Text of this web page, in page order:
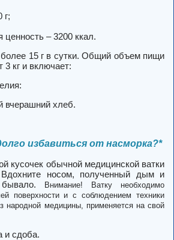
г;
ценность – 3200 ккал.
15 г в сутки. Общий объем пищи
кг и включает:
вчерашний хлеб.
избавиться от насморка?*
кусочек обычной медицинской ватки
носом, полученный дым и
Внимание! Ватку необходимо
поверхности и с соблюдением техники
народной медицины, применяется на свой
и сдоба.